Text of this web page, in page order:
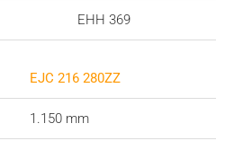
EHH 369
EJC 216 280ZZ
1.150 mm